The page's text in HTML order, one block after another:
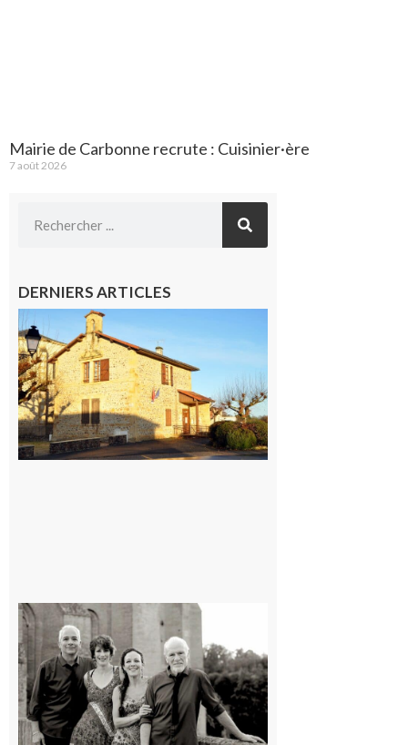
Mairie de Carbonne recrute : Cuisinier·ère
7 août 2026
DERNIERS ARTICLES